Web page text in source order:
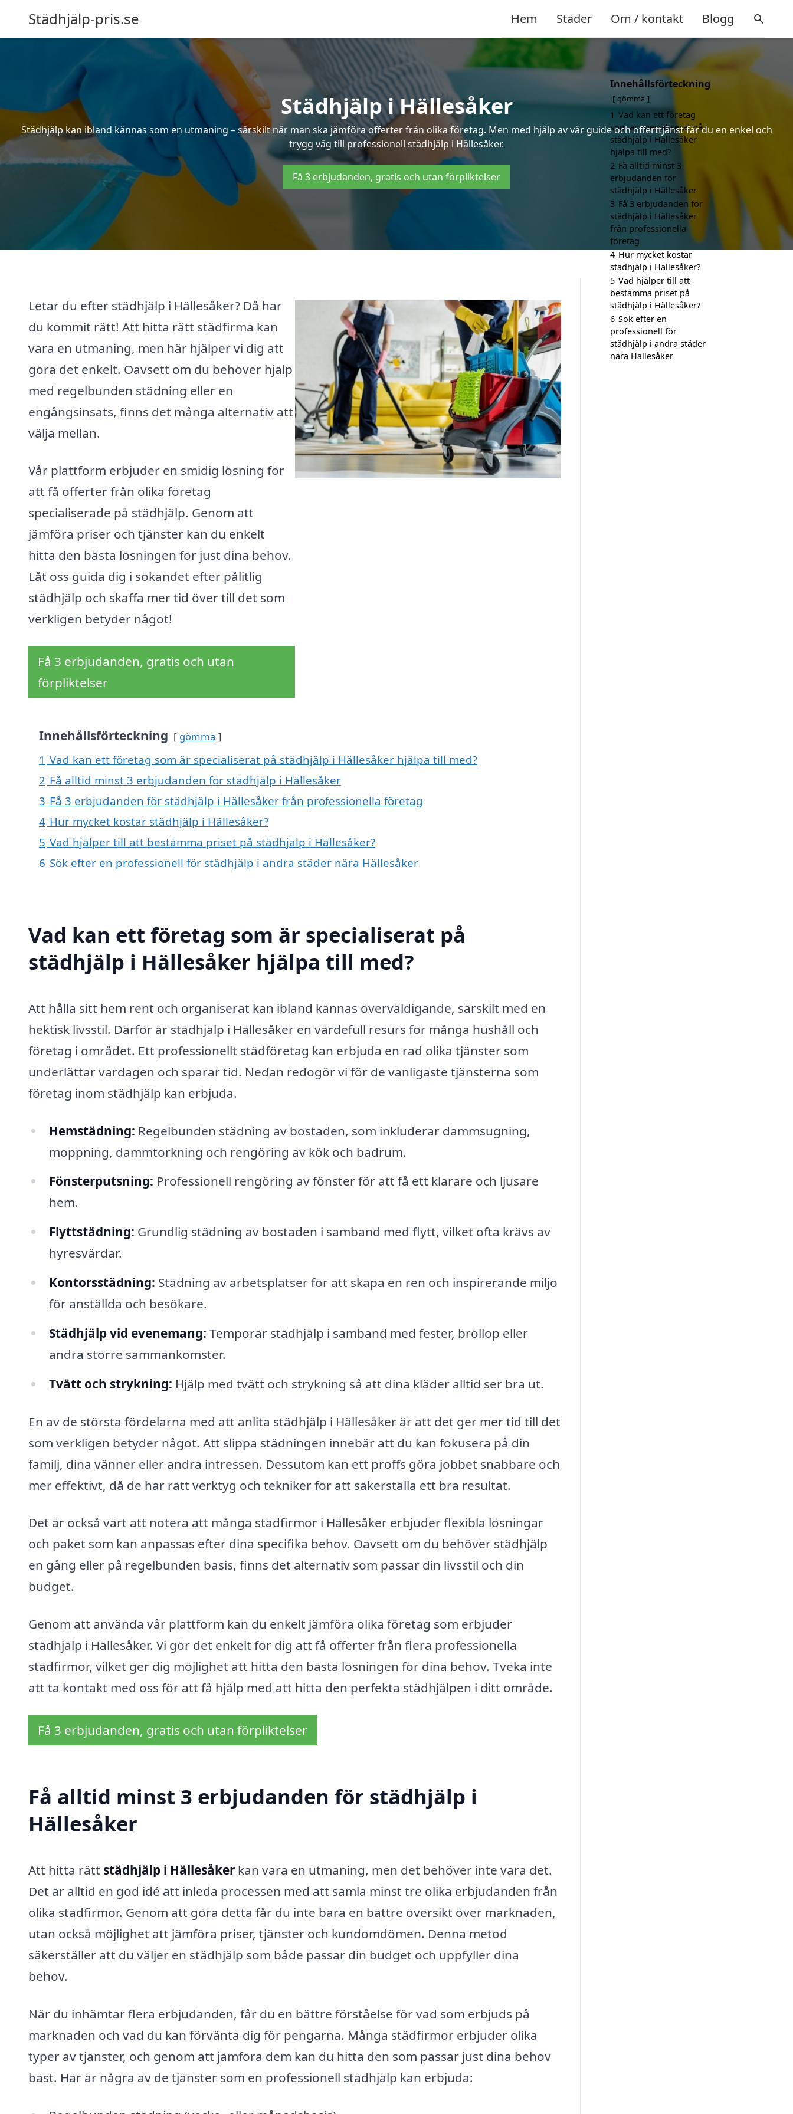
Städhjälp-pris.se Hem Städer Om / kontakt Blogg
Städhjälp i Hällesåker
Städhjälp kan ibland kännas som en utmaning – särskilt när man ska jämföra offerter från olika företag. Men med hjälp av vår guide och offerttjänst får du en enkel och
trygg väg till professionell städhjälp i Hällesåker.
Få 3 erbjudanden, gratis och utan förpliktelser
Letar du efter städhjälp i Hällesåker? Då har
du kommit rätt! Att hitta rätt städfirma kan
vara en utmaning, men här hjälper vi dig att
göra det enkelt. Oavsett om du behöver hjälp
med regelbunden städning eller en
engångsinsats, finns det många alternativ att
välja mellan.
Vår plattform erbjuder en smidig lösning för
att få offerter från olika företag
specialiserade på städhjälp. Genom att
jämföra priser och tjänster kan du enkelt
hitta den bästa lösningen för just dina behov.
Låt oss guida dig i sökandet efter pålitlig
städhjälp och skaffa mer tid över till det som
verkligen betyder något!
Få 3 erbjudanden, gratis och utan
förpliktelser
Innehållsförteckning gömma
1 Vad kan ett företag som är specialiserat på städhjälp i Hällesåker hjälpa till med?
2 Få alltid minst 3 erbjudanden för städhjälp i Hällesåker
3 Få 3 erbjudanden för städhjälp i Hällesåker från professionella företag
4 Hur mycket kostar städhjälp i Hällesåker?
5 Vad hjälper till att bestämma priset på städhjälp i Hällesåker?
6 Sök efter en professionell för städhjälp i andra städer nära Hällesåker
Vad kan ett företag som är specialiserat på
städhjälp i Hällesåker hjälpa till med?
Att hålla sitt hem rent och organiserat kan ibland kännas överväldigande, särskilt med en
hektisk livsstil. Därför är städhjälp i Hällesåker en värdefull resurs för många hushåll och
företag i området. Ett professionellt städföretag kan erbjuda en rad olika tjänster som
underlättar vardagen och sparar tid. Nedan redogör vi för de vanligaste tjänsterna som
företag inom städhjälp kan erbjuda.
Hemstädning: Regelbunden städning av bostaden, som inkluderar dammsugning,
moppning, dammtorkning och rengöring av kök och badrum.
Fönsterputsning: Professionell rengöring av fönster för att få ett klarare och ljusare
hem.
Flyttstädning: Grundlig städning av bostaden i samband med flytt, vilket ofta krävs av
hyresvärdar.
Kontorsstädning: Städning av arbetsplatser för att skapa en ren och inspirerande miljö
för anställda och besökare.
Städhjälp vid evenemang: Temporär städhjälp i samband med fester, bröllop eller
andra större sammankomster.
Tvätt och strykning: Hjälp med tvätt och strykning så att dina kläder alltid ser bra ut.
En av de största fördelarna med att anlita städhjälp i Hällesåker är att det ger mer tid till det
som verkligen betyder något. Att slippa städningen innebär att du kan fokusera på din
familj, dina vänner eller andra intressen. Dessutom kan ett proffs göra jobbet snabbare och
mer effektivt, då de har rätt verktyg och tekniker för att säkerställa ett bra resultat.
Det är också värt att notera att många städfirmor i Hällesåker erbjuder flexibla lösningar
och paket som kan anpassas efter dina specifika behov. Oavsett om du behöver städhjälp
en gång eller på regelbunden basis, finns det alternativ som passar din livsstil och din
budget.
Genom att använda vår plattform kan du enkelt jämföra olika företag som erbjuder
städhjälp i Hällesåker. Vi gör det enkelt för dig att få offerter från flera professionella
städfirmor, vilket ger dig möjlighet att hitta den bästa lösningen för dina behov. Tveka inte
att ta kontakt med oss för att få hjälp med att hitta den perfekta städhjälpen i ditt område.
Få 3 erbjudanden, gratis och utan förpliktelser
Få alltid minst 3 erbjudanden för städhjälp i
Hällesåker
Att hitta rätt städhjälp i Hällesåker kan vara en utmaning, men det behöver inte vara det.
Det är alltid en god idé att inleda processen med att samla minst tre olika erbjudanden från
olika städfirmor. Genom att göra detta får du inte bara en bättre översikt över marknaden,
utan också möjlighet att jämföra priser, tjänster och kundomdömen. Denna metod
säkerställer att du väljer en städhjälp som både passar din budget och uppfyller dina
behov.
När du inhämtar flera erbjudanden, får du en bättre förståelse för vad som erbjuds på
marknaden och vad du kan förvänta dig för pengarna. Många städfirmor erbjuder olika
typer av tjänster, och genom att jämföra dem kan du hitta den som passar just dina behov
bäst. Här är några av de tjänster som en professionell städhjälp kan erbjuda:
Innehållsförteckning
gömma
1 Vad kan ett företag
som är specialiserat på
städhjälp i Hällesåker
hjälpa till med?
2 Få alltid minst 3
erbjudanden för
städhjälp i Hällesåker
3 Få 3 erbjudanden för
städhjälp i Hällesåker
från professionella
företag
4 Hur mycket kostar
städhjälp i Hällesåker?
5 Vad hjälper till att
bestämma priset på
städhjälp i Hällesåker?
6 Sök efter en
professionell för
städhjälp i andra städer
nära Hällesåker